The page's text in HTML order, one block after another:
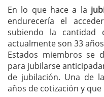
En lo que hace a la
endurecería el
subiendo la cantidad
actualmente son 33
Estados miembros se
para jubilarse
de jubilación. Una de
años de cotización y